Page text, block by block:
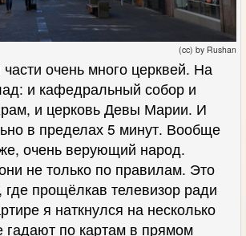
(cc) by Rushan
очень много церквей. На
и кафедральный собор и
и церковь Девы Марии. И
в пределах 5 минут. Вообще
очень верующий народ.
не только по правилам. Это
где прощёлкав телевизор ради
я наткнулся на несколько
гадают по картам в прямом